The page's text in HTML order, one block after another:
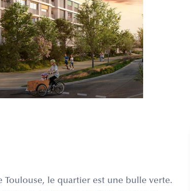
le quartier est une bulle verte.